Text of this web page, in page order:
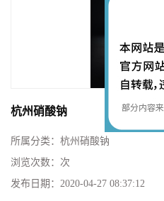
杭州硝酸钠
所属分类： 杭州硝酸钠
浏览次数： 次
发布日期： 2020-04-27 08:37:12